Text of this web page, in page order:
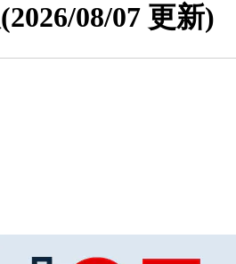
(2026/08/07 更新)